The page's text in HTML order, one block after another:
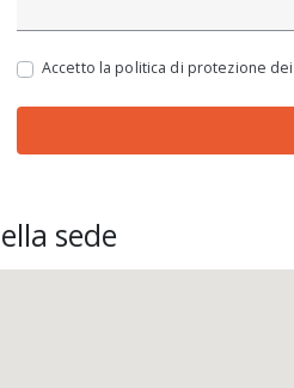
Accetto la politica di protezione
sede